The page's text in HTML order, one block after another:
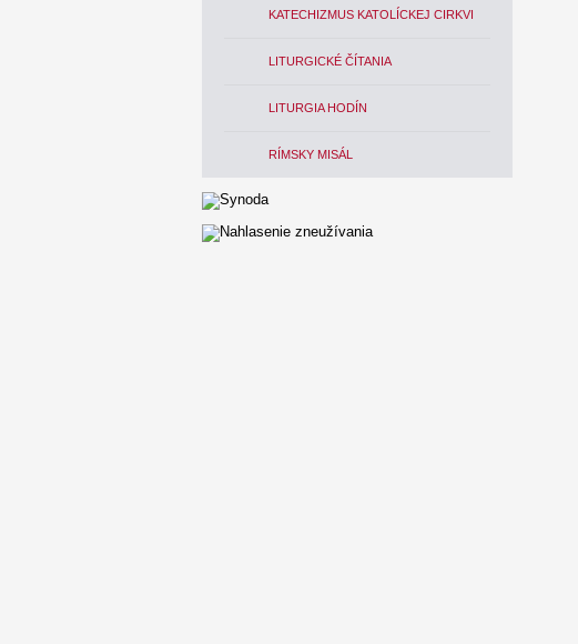
KATECHIZMUS KATOLÍCKEJ CIRKVI
LITURGICKÉ ČÍTANIA
LITURGIA HODÍN
RÍMSKY MISÁL